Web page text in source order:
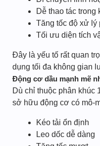
Dễ thao tác
Tăng tốc độ xử lý
Tối ưu diện tích
Đây là yếu tố rất quan
dụng tối đa không gian
Động cơ dầu mạnh mẽ
Dù chỉ thuộc phân khúc
sở hữu động cơ có mô-
Kéo tải ổn định
Leo dốc dễ dàng